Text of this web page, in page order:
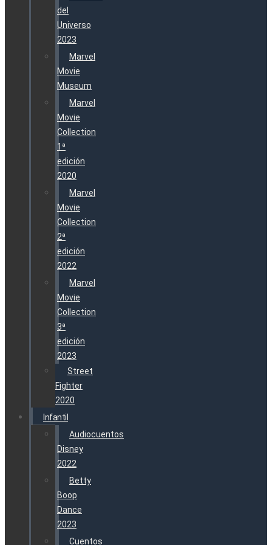
del
Universo
2023
Marvel
Movie
Museum
Marvel
Movie
Collection
1ª
edición
2020
Marvel
Movie
Collection
2ª
edición
2022
Marvel
Movie
Collection
3ª
edición
2023
Street
Fighter
2020
Infantil
Audiocuentos
Disney
2022
Betty
Boop
Dance
2023
Cuentos